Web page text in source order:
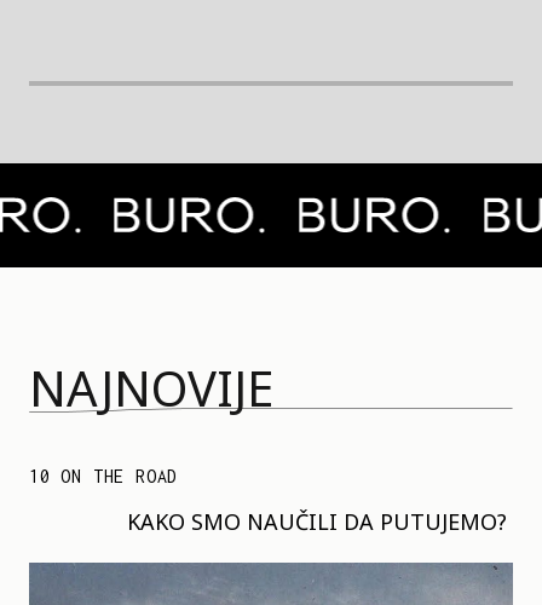
NAJNOVIJE
10 ON THE ROAD
KAKO SMO NAUČILI DA PUTUJEMO?